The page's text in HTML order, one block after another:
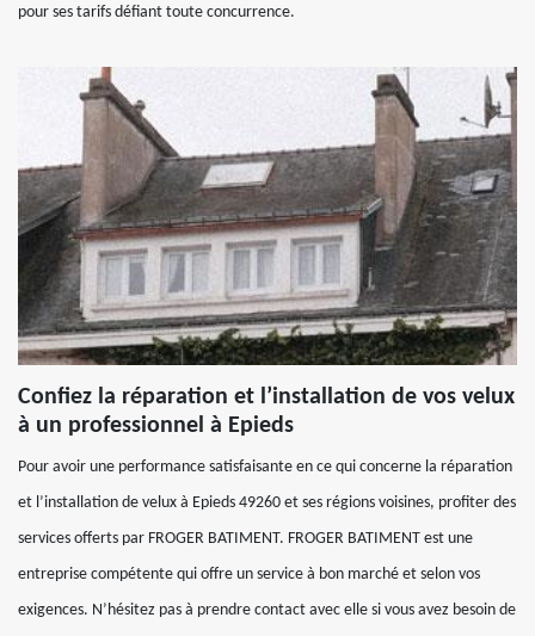
pour ses tarifs défiant toute concurrence.
Confiez la réparation et l’installation de vos velux
à un professionnel à Epieds
Pour avoir une performance satisfaisante en ce qui concerne la réparation
et l’installation de velux à Epieds 49260 et ses régions voisines, profiter des
services offerts par FROGER BATIMENT. FROGER BATIMENT est une
entreprise compétente qui offre un service à bon marché et selon vos
exigences. N’hésitez pas à prendre contact avec elle si vous avez besoin de